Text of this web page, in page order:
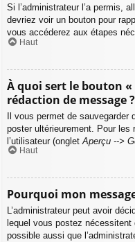
Si l’administrateur l’a permis,
devriez voir un bouton pour
vous accéderez aux étapes
Haut
À quoi sert le bouton «
rédaction de message ?
Il vous permet de
poster ultérieurement. Pour les
l’utilisateur (onglet Aperçu -->
Haut
Pourquoi mon
L’administrateur peut avoir
lequel vous postez nécessitent
possible aussi que